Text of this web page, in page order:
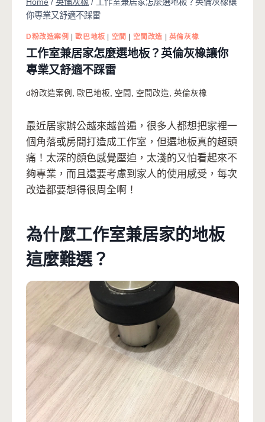
你專業又舒適不踩雷
D粉改造案例 |歐巴地板 | 空間 | 空間改造 | 英倫灰橡
工作室兼居家怎麼選地板？英倫灰橡讓你
專業又舒適不踩雷
d粉改造案例 , 歐巴地板, 空間 , 空間改造, 英倫灰橡
最近居家辦公越來越普遍，很多人都想把家裡一
個角落或房間打造成工作室，但選地板真的超頭
痛！太深的顏色感覺壓迫，太淺的又怕看起來不
夠專業，而且還要考慮到家人的使用感受，每次
改造都要想得很周全啊！
為什麼工作室兼居家的地板
這麼難選？